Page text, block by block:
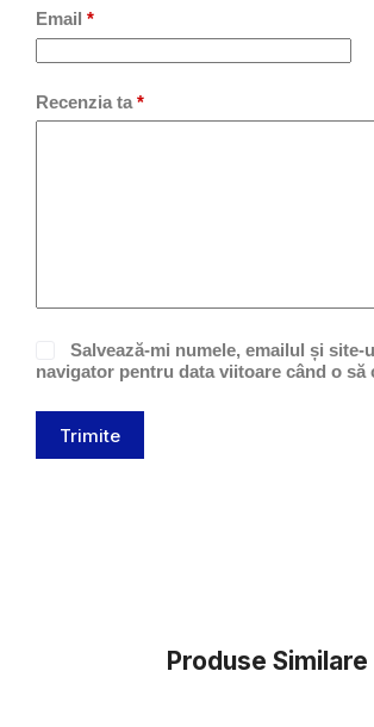
Email *
Recenzia ta *
Salvează-mi numele, emailul și site-
navigator pentru data viitoare când o să
Trimite
Produse Similare